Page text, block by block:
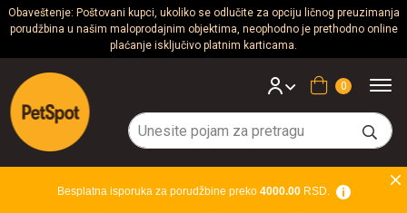
Obaveštenje: Poštovani kupci, ukoliko se odlučite za opciju ličnog preuzimanja
porudžbina u našim maloprodajnim objektima, neophodno je prethodno online
plaćanje isključivo platnim karticama.
Psi
Mačke
Glodari
Akvaristika
Korpa
Besplatna isporuka za porudžbine preko 4000.00RSD.